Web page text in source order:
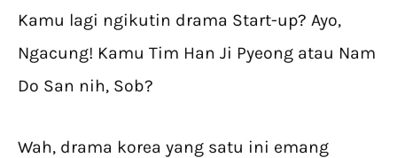
Kamu lagi ngikutin drama Start-up? Ayo,
Ngacung! Kamu Tim Han Ji Pyeong atau Nam
Do San nih, Sob?
Wah, drama korea yang satu ini emang